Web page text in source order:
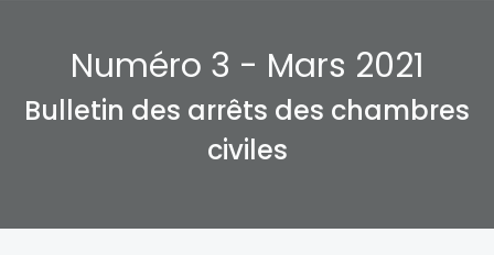
Numéro 3 - Mars 2021
Bulletin des arrêts des chambres
civiles